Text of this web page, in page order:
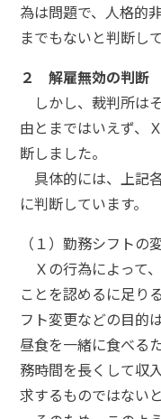
為は問題で、人格的
までもないと判断し
２ 解雇無効の判断
しかし、裁判所は
由とまではいえず、
断しました。
具体的には、上記
に判断しています。
（１）勤務シフトの
Ｘの行為によって
ことを認めるに足り
フト変更などの目的
昼食を一緒に食べる
務時間を長くして収
求するものではない